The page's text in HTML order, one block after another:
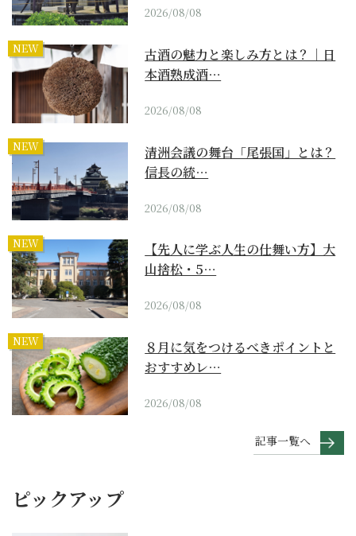
2026/08/08
NEW
古酒の魅力と楽しみ方とは？｜日
本酒熟成酒…
2026/08/08
NEW
清洲会議の舞台「尾張国」とは？
信長の統…
2026/08/08
NEW
【先人に学ぶ人生の仕舞い方】大
山捨松・5…
2026/08/08
NEW
８月に気をつけるべきポイントと
おすすめレ…
2026/08/08
記事一覧へ
ピックアップ